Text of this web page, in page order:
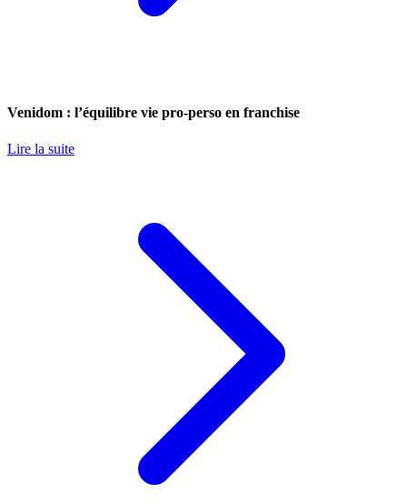
Venidom : l’équilibre vie pro-perso en franchise
Lire la suite